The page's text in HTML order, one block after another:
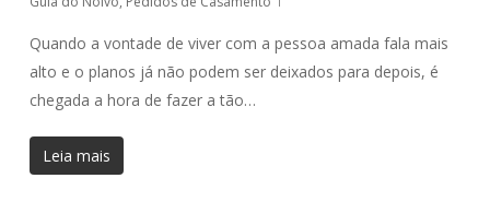
Quando a vontade de viver com a pessoa amada fala mais
alto e o planos já não podem ser deixados para depois, é
chegada a hora de fazer a tão…
Leia mais